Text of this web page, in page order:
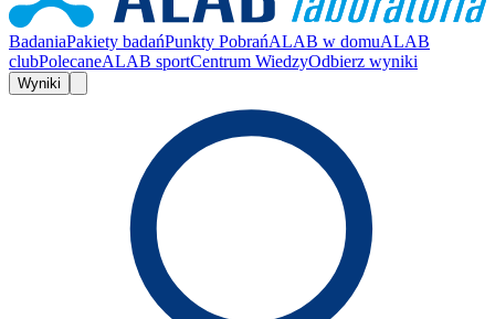
BadaniaPakiety badańPunkty PobrańALAB w domuALAB
clubPolecaneALAB sportCentrum WiedzyOdbierz wyniki
Wyniki